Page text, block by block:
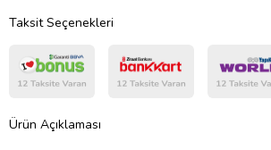
Taksit Seçenekleri
Ürün Açıklaması